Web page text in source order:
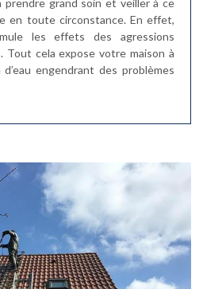
en toute circonstance. En effet,
les effets des agressions
Tout cela expose votre maison à
engendrant des problèmes